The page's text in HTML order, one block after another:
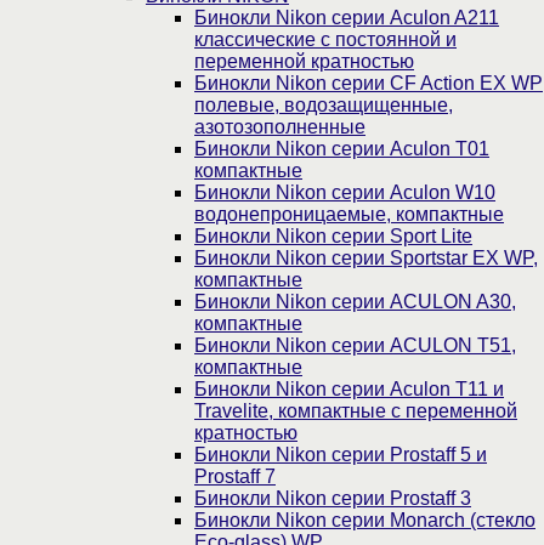
Бинокли Nikon серии Aculon A211
классические с постоянной и
переменной кратностью
Бинокли Nikon серии СF Action EX WP
полевые, водозащищенные,
азотозополненные
Бинокли Nikon серии Aculon T01
компактные
Бинокли Nikon серии Aculon W10
водонепроницаемые, компактные
Бинокли Nikon серии Sport Lite
Бинокли Nikon серии Sportstar EX WP,
компактные
Бинокли Nikon серии ACULON A30,
компактные
Бинокли Nikon серии ACULON Т51,
компактные
Бинокли Nikon серии Aculon T11 и
Travelite, компактные с переменной
кратностью
Бинокли Nikon серии Prostaff 5 и
Prostaff 7
Бинокли Nikon серии Prostaff 3
Бинокли Nikon серии Monarch (стекло